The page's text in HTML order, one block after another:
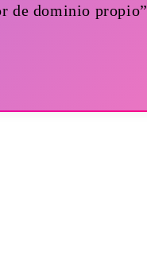
de dominio propio”